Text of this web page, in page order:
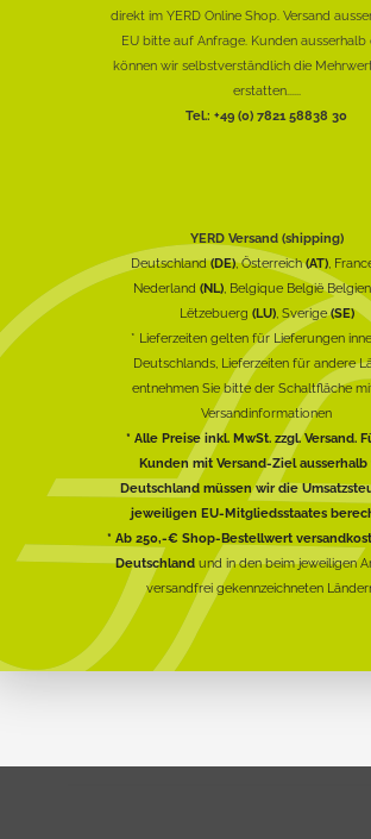
direkt im YERD Online Shop. Versand
EU bitte auf Anfrage. Kunden ausserhalb
können wir selbstverständlich die
erstatten......
Tel.: +49 (0) 7821 58838 30
YERD Versand (shipping)
Deutschland(DE), Österreich(AT),
Nederland (NL), Belgique België Belgien
Lëtzebuerg (LU), Sverige(SE)
* Lieferzeiten gelten für Lieferungen
Deutschlands, Lieferzeiten für andere
entnehmen Sie bitte der Schaltfläche
Versandinformationen
* Alle Preise inkl. MwSt. zzgl. Versand.
Kunden mit Versand-Ziel ausserhalb
Deutschland müssen wir die
jeweiligen EU-Mitgliedsstaates
* Ab 250,-€ Shop-Bestellwert
Deutschlandund in den beim jeweiligen
versandfrei gekennzeichneten